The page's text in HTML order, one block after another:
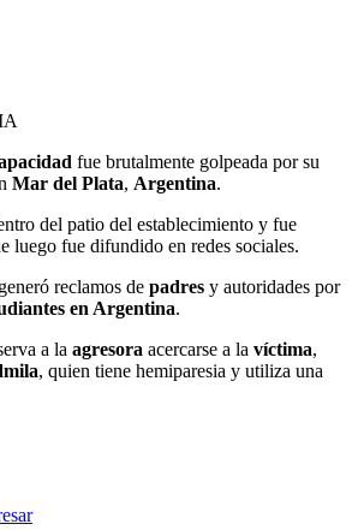
fue brutalmente golpeada por su
Mar del Plata, Argentina.
del patio del establecimiento y fue
luego fue difundido en redes sociales.
reclamos de padres y autoridades por
en Argentina.
a la agresora acercarse a la víctima,
, quien tiene hemiparesia y utiliza una